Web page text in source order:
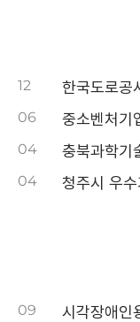
12 한국도로공
06 중소벤처기
04 충북과학기
04 청주시 우
09 시각장애